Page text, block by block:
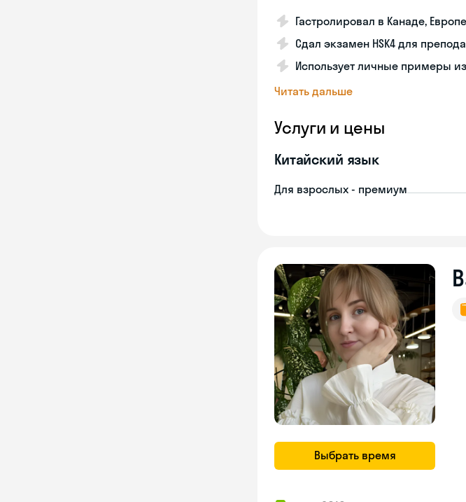
Гастролировал в Канаде,
Сдал экзамен HSK4 для
Использует личные примеры
Читать дальше
Услуги и цены
Китайский язык
Для взрослых - премиум
Выбрать время